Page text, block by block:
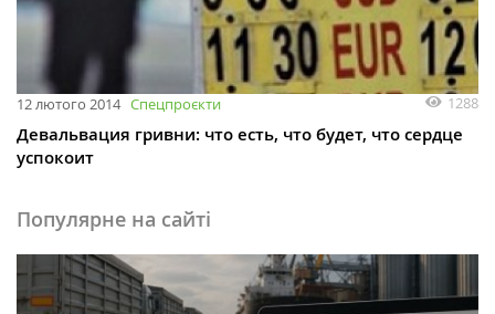
12 лютого 2014 Спецпроєкти 1288
Девальвация гривни: что есть, что будет, что сердце
успокоит
Популярне на сайті